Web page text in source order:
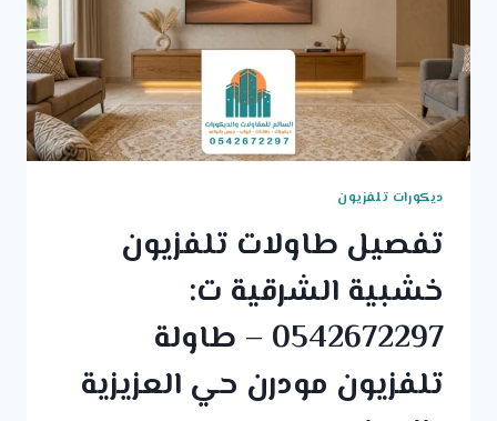
ديكورات تلفزيون
تفصيل طاولات تلفزيون
خشبية الشرقية ت:
0542672297 – طاولة
تلفزيون مودرن حي العزيزية